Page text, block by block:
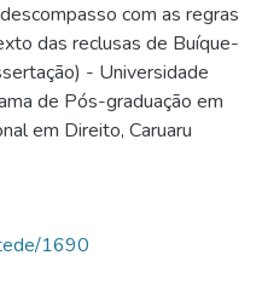
com as regras
das reclusas de Buíque-
- Universidade
de Pós-graduação em
em Direito, Caruaru
1690